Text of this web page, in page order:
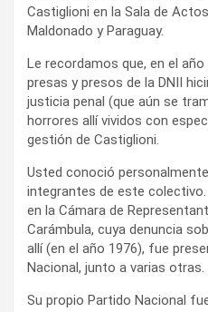
Castiglioni en la Sala de
Maldonado y Paraguay.
Le recordamos que, en el
presas y presos de la DNII
justicia penal (que aún se
horrores allí vividos con
gestión de Castiglioni.
Usted conoció
integrantes de este
en la Cámara de
Carámbula, cuya denuncia
allí (en el año 1976), fue
Nacional, junto a varias otras.
Su propio Partido Nacional